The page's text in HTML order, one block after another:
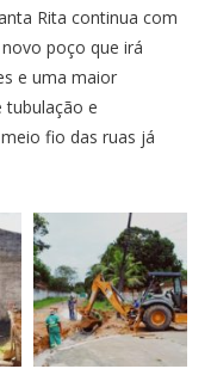
Rita continua com
poço que irá
e uma maior
tubulação e
fio das ruas já